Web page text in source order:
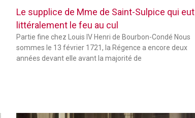
Le supplice de Mme de Saint-Sulpice qui eut
littéralement le feu au cul
Partie fine chez Louis IV Henri de Bourbon-Condé Nous
sommes le 13 février 1721, la Régence a encore deux
années devant elle avant la majorité de